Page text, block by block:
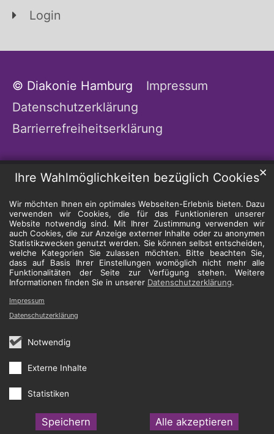
Ihre Wahlmöglichkeiten bezüglich Cookies
Wir möchten Ihnen ein optimales Webseiten-Erlebnis bieten. Dazu
verwenden wir Cookies, die für das Funktionieren unserer
Website notwendig sind. Mit Ihrer Zustimmung verwenden wir
auch Cookies, die zur Anzeige externer Inhalte oder zu anonymen
Statistikzwecken genutzt werden. Sie können selbst entscheiden,
welche Kategorien Sie zulassen möchten. Bitte beachten Sie,
dass auf Basis Ihrer Einstellungen womöglich nicht mehr alle
Funktionalitäten der Seite zur Verfügung stehen. Weitere
Informationen finden Sie in unserer Datenschutzerklärung.
Notwendig
Externe Inhalte
Statistiken
Speichern Alle akzeptieren
✕
Impressum
Datenschutzerklärung
Login
© Diakonie Hamburg
Impressum
Datenschutzerklärung
Barrierrefreiheitserklärung